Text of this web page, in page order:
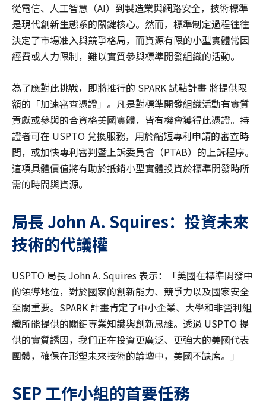
從電信、人工智慧（AI）到製造業與網路安全，技術標準
是現代創新生態系的關鍵核心。然而，標準制定過程往往
決定了市場准入與競爭格局，而資源有限的小型實體常因
經費或人力限制，難以實質參與標準開發組織的活動。
為了應對此挑戰，即將推行的 SPARK 試點計畫 將提供限
額的「加速審查憑證」。凡是對標準開發組織活動有實質
貢獻或參與的合資格美國實體，皆有機會獲得此憑證。持
證者可在 USPTO 兌換服務，用於縮短專利申請的審查時
間，或加快專利審判暨上訴委員會（PTAB）的上訴程序。
這項具體價值將有助於抵銷小型實體投資於標準開發時所
需的時間與資源。
局長 John A. Squires：投資未來
技術的代議權
USPTO 局長 John A. Squires 表示：「美國在標準開發中
的領導地位，對於國家的創新能力、競爭力以及國家安全
至關重要。SPARK 計畫肯定了中小企業、大學和非營利組
織所能提供的關鍵專業知識與創新思維。透過 USPTO 提
供的實質誘因，我們正在投資更廣泛、更強大的美國代表
團體，確保在形塑未來技術的論壇中，美國不缺席。」
SEP 工作小組的首要任務